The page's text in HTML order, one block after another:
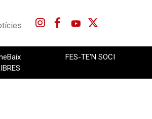
FES-TE'N SOCI